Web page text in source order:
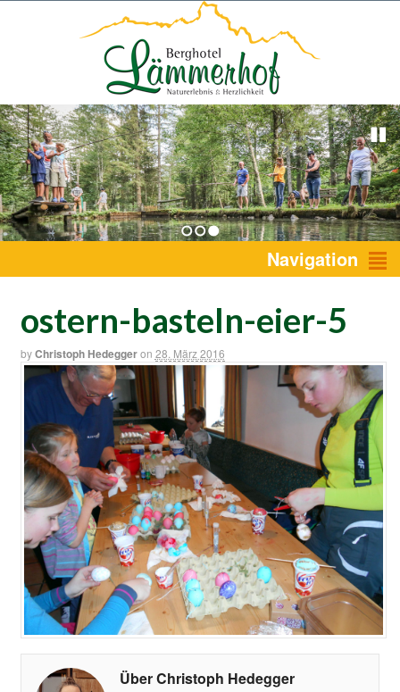
1 2 3 Navigation
ostern-basteln-eier-5
byChristoph Hedeggeron 28. März 2016
Über Christoph Hedegger